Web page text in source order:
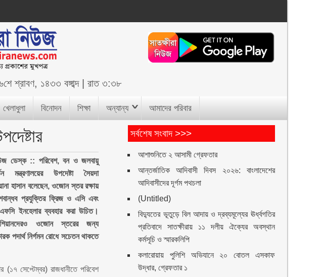
শ্রাবণ, ১৪৩৩ বঙ্গাব্দ| রাত ৩:৩৮
খেলাধুলা বিনোদন শিক্ষা অন্যান্য আমাদের পরিবার
ডেস্ক :: পরিবেশ, বন ও জলবায়ু
মন্ত্রণালয়ের উপদেষ্টা সৈয়দা
হাসান বলেছেন, ওজোন স্তর রক্ষায়
প্রযুক্তির ফ্রিজ ও এসি এবং
ইনহেলার ব্যবহার করা উচিত।
ওজোন স্তরের জন্য
পদার্থ নির্গমন রোধে সচেতন থাকতে
(১৭ সেপ্টেম্বর) রাজধানীতে পরিবেশ
সর্বশেষ সংবাদ >>>
আশাশুনিতে ২ আসামী গ্রেফতার
আন্তর্জাতিক আদিবাসী দিবস ২০২৬: বাংলাদেশের
আদিবাসীদের দূর্গম পথচলা
(Untitled)
বিদ্যুতের ভূতুড়ে বিল আদায় ও দ্রব্যমূল্যের ঊর্ধ্বগতির
প্রতিবাদে সাতক্ষীরায় ১১ দলীয় ঐক্যের অবস্থান
কর্মসূচি ও স্মারকলিপি
কলারোয়ায় পুলিশি অভিযানে ২০ বোতল এসকাফ
উদ্ধার, গ্রেফতার ১